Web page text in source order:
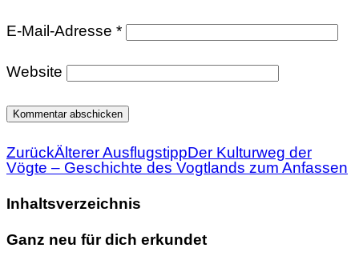
E-Mail-Adresse *
Website
ZurückÄlterer AusflugstippDer Kulturweg der
Vögte – Geschichte des Vogtlands zum Anfassen
Inhaltsverzeichnis
Ganz neu für dich erkundet